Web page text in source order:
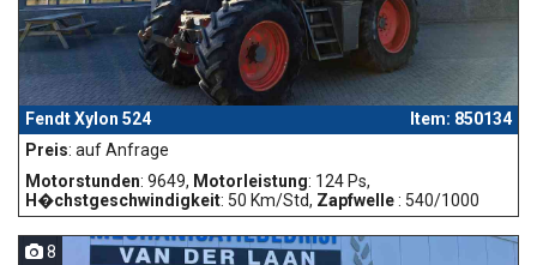
Fendt Xylon 524
Item: 850134
Preis: auf Anfrage
Motorstunden: 9649, Motorleistung: 124 Ps,
H�chstgeschwindigkeit: 50 Km/Std, Zapfwelle: 540/1000
8